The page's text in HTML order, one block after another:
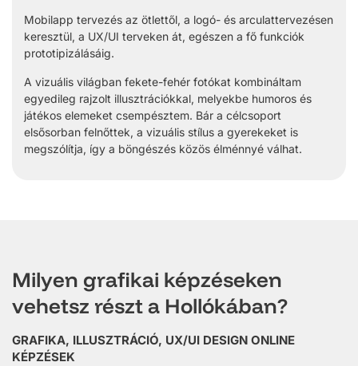
Mobilapp tervezés az ötlettől, a logó- és arculattervezésen
keresztül, a UX/UI terveken át, egészen a fő funkciók
prototipizálásáig.
A vizuális világban fekete-fehér fotókat kombináltam
egyedileg rajzolt illusztrációkkal, melyekbe humoros és
játékos elemeket csempésztem. Bár a célcsoport
elsősorban felnőttek, a vizuális stílus a gyerekeket is
megszólítja, így a böngészés közös élménnyé válhat.
Milyen grafikai képzéseken
vehetsz részt a Hollókában?
GRAFIKA, ILLUSZTRÁCIÓ, UX/UI DESIGN ONLINE
KÉPZÉSEK